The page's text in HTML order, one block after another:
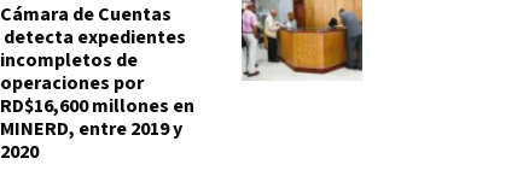
Cámara de Cuentas
detecta expedientes
incompletos de
operaciones por
RD$16,600 millones en
MINERD, entre 2019 y
2020